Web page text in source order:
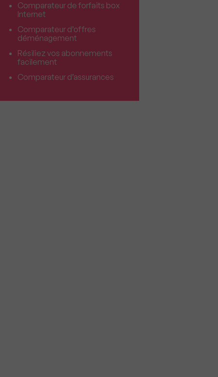
Comparateur de forfaits box
Internet
Comparateur d’offres
déménagement
Résiliez vos abonnements
facilement
Comparateur d’assurances